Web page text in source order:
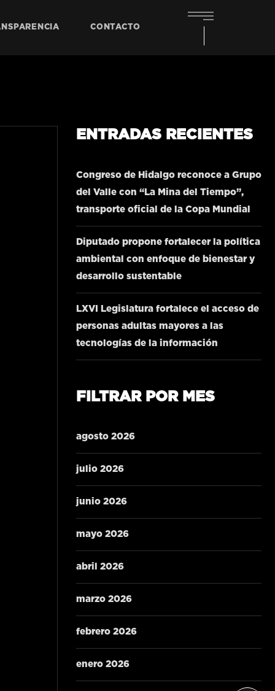
CONTACTO
ENTRADAS RECIENTES
Congreso de Hidalgo reconoce a Grupo
del Valle con “La Mina del Tiempo”,
transporte oficial de la Copa Mundial
Diputado propone fortalecer la política
ambiental con enfoque de bienestar y
desarrollo sustentable
LXVI Legislatura fortalece el acceso de
personas adultas mayores a las
tecnologías de la información
FILTRAR POR MES
agosto 2026
julio 2026
junio 2026
mayo 2026
abril 2026
marzo 2026
febrero 2026
enero 2026